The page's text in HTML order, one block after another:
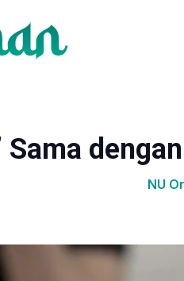
Sama
NU